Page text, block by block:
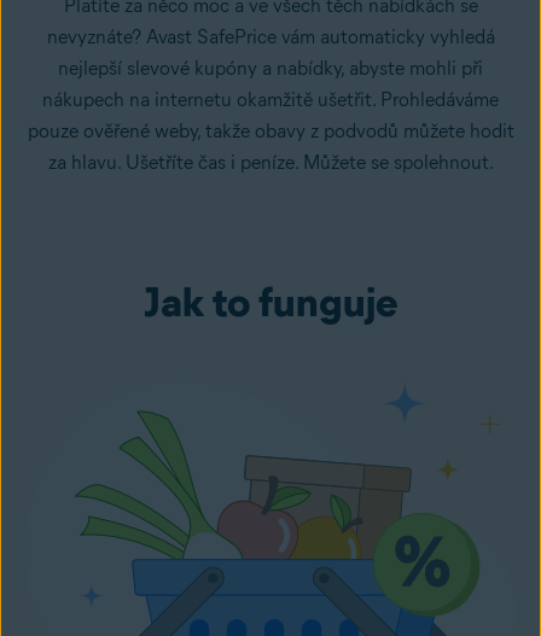
Platíte za něco moc a ve všech těch nabídkách se
nevyznáte? Avast SafePrice vám automaticky vyhledá
nejlepší slevové kupóny a nabídky, abyste mohli při
nákupech na internetu okamžitě ušetřit. Prohledáváme
pouze ověřené weby, takže obavy z podvodů můžete hodit
za hlavu. Ušetříte čas i peníze. Můžete se spolehnout.
Jak to funguje